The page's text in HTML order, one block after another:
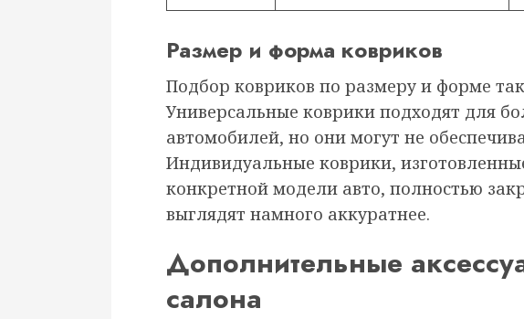
Размер и форма ковриков
Подбор ковриков по размеру и форме
Универсальные коврики подходят для
автомобилей, но они могут не
Индивидуальные коврики,
конкретной модели авто, полностью
выглядят намного аккуратнее.
Дополнительные
салона